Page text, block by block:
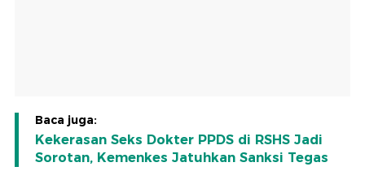
Baca juga:
Kekerasan Seks Dokter PPDS di RSHS Jadi
Sorotan, Kemenkes Jatuhkan Sanksi Tegas